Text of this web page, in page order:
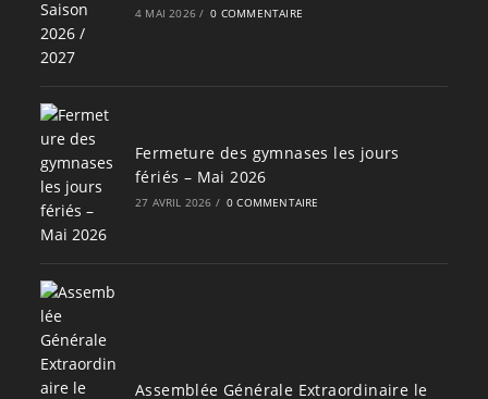
4 MAI 2026 / 0 COMMENTAIRE
Fermeture des gymnases les jours
fériés – Mai 2026
27 AVRIL 2026 / 0 COMMENTAIRE
Assemblée Générale Extraordinaire le